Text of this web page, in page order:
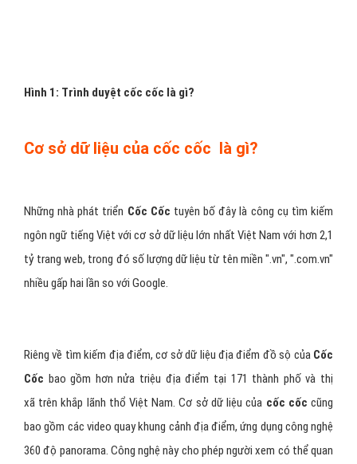
Hình 1: Trình duyệt cốc cốc là gì?
Cơ sở dữ liệu của cốc cốc là gì?
Những nhà phát triển Cốc Cốc tuyên bố đây là công cụ tìm kiếm
ngôn ngữ tiếng Việt với cơ sở dữ liệu lớn nhất Việt Nam với hơn 2,1
tỷ trang web, trong đó số lượng dữ liệu từ tên miền ".vn", ".com.vn"
nhiều gấp hai lần so với Google.
Riêng về tìm kiếm địa điểm, cơ sở dữ liệu địa điểm đồ sộ của Cốc
Cốc bao gồm hơn nửa triệu địa điểm tại 171 thành phố và thị
xã trên khắp lãnh thổ Việt Nam. Cơ sở dữ liệu của cốc cốc cũng
bao gồm các video quay khung cảnh địa điểm, ứng dụng công nghệ
360 độ panorama. Công nghệ này cho phép người xem có thể quan